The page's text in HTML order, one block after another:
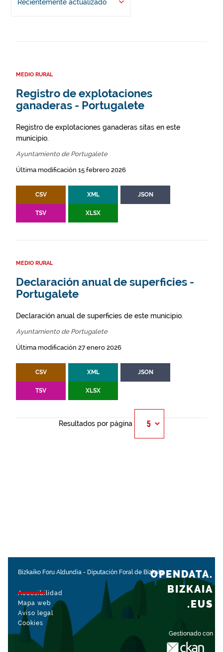
Recientemente actualizado
MEDIO RURAL
Registro de explotaciones
ganaderas - Portugalete
Registro de explotaciones ganaderas sitas en este
municipio.
Ayuntamiento de Portugalete
Última modificación 15 febrero 2026
CSV XML JSON
TSV XLSX
MEDIO RURAL
Declaración anual de superficies -
Portugalete
Declaración anual de superficies de este municipio.
Ayuntamiento de Portugalete
Última modificación 27 enero 2026
CSV XML JSON
TSV XLSX
Resultados por página
Bizkaiko Foru Aldundia - Diputación Foral de Bizkaia
Accesibilidad
Mapa web
Aviso legal
Cookies
Gestionado con
OPENDATA.
BIZKAIA
.EUS